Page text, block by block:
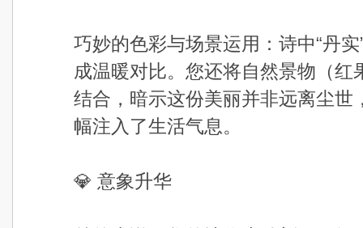
巧妙的色彩与场景运用：诗中“丹实
成温暖对比。您还将自然景物（
结合，暗示这份美丽并非远离尘
幅注入了生活气息。
💎 意象升华